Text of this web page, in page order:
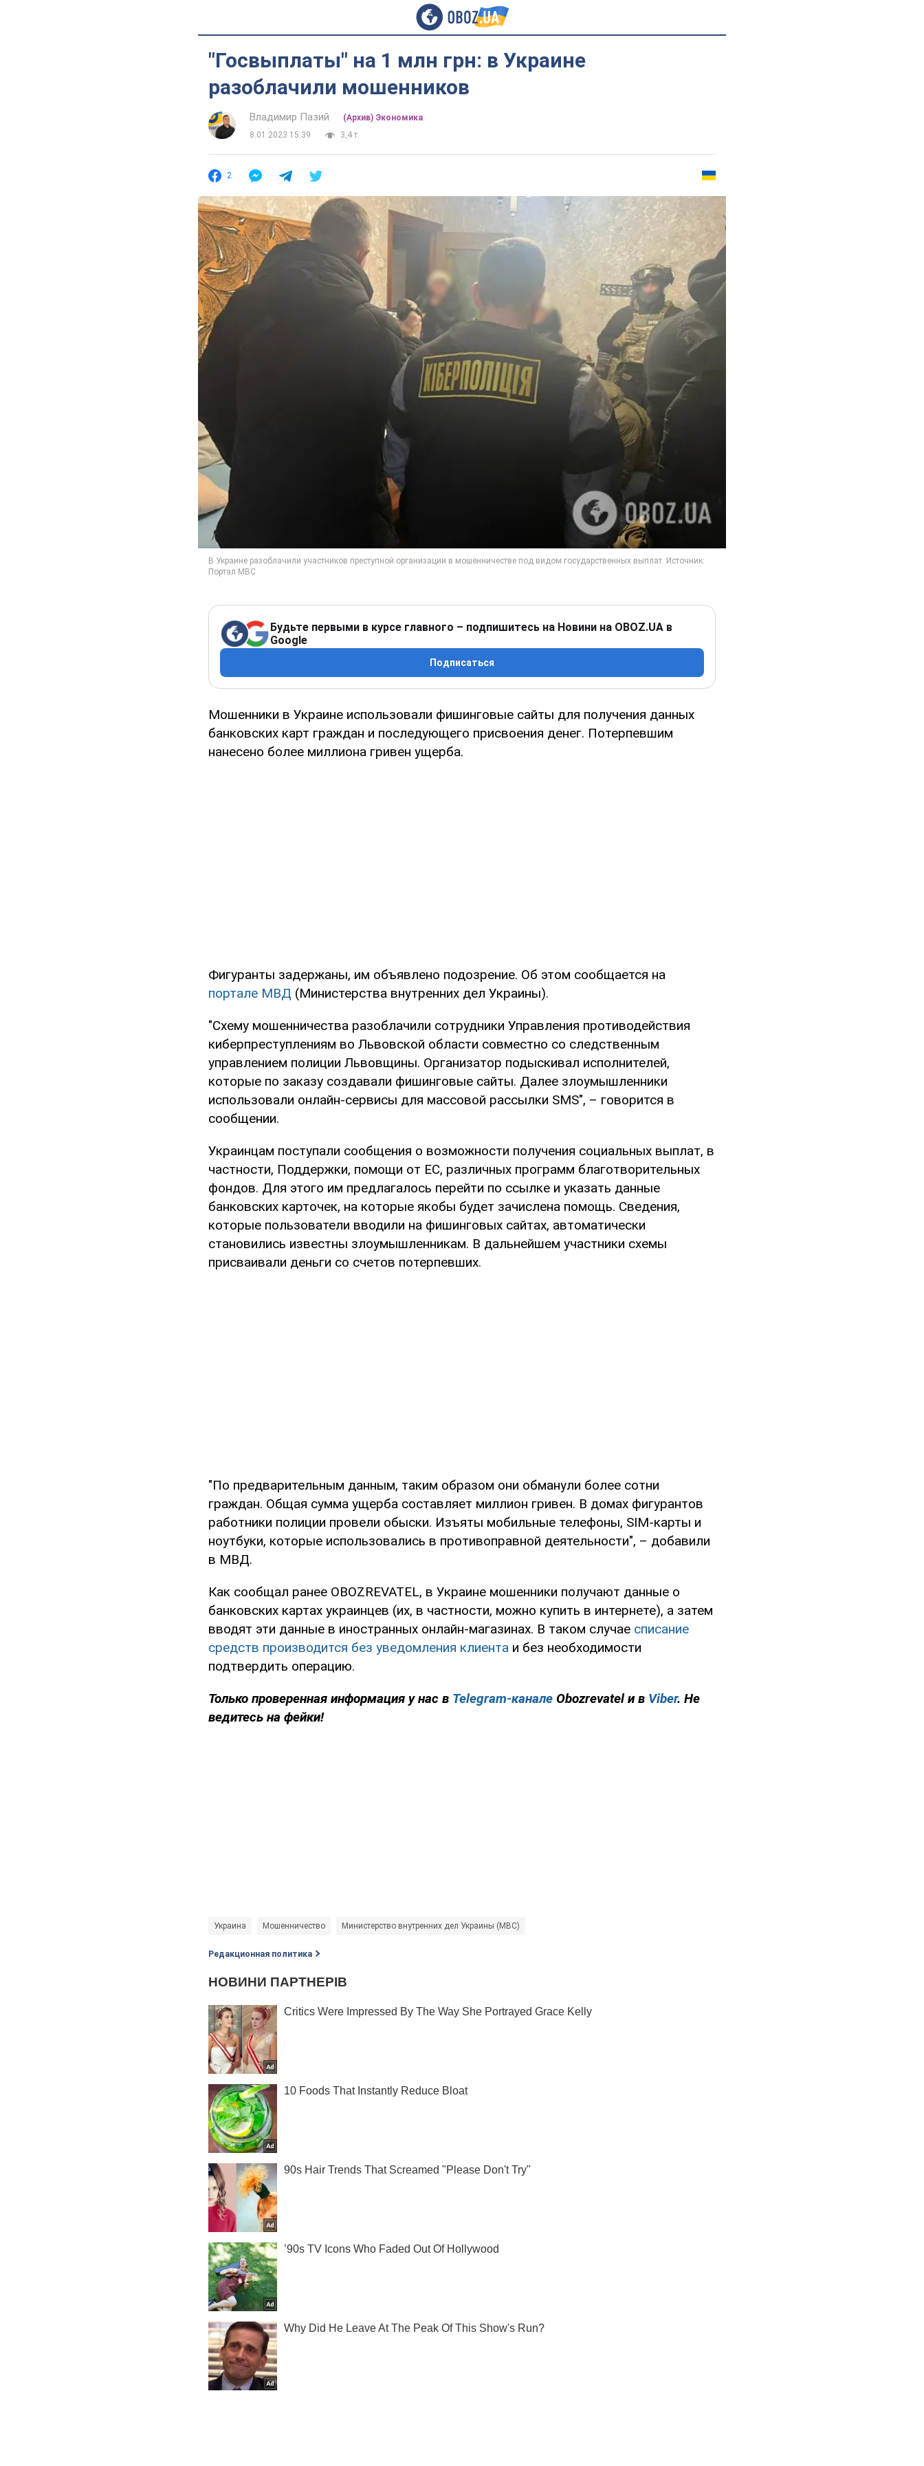
"Госвыплаты" на 1 млн грн: в Украине
разоблачили мошенников
Владимир Пазий
(Архив) Экономика
8.01.2023 15:39
3,4 т.
2
Будьте первыми в курсе главного – подпишитесь на Новини на OBOZ.UA в
Google
Подписаться
Мошенники в Украине использовали фишинговые сайты для получения данных
банковских карт граждан и последующего присвоения денег. Потерпевшим
нанесено более миллиона гривен ущерба.
Фигуранты задержаны, им объявлено подозрение. Об этом сообщается на
портале МВД (Министерства внутренних дел Украины).
"Схему мошенничества разоблачили сотрудники Управления противодействия
киберпреступлениям во Львовской области совместно со следственным
управлением полиции Львовщины. Организатор подыскивал исполнителей,
которые по заказу создавали фишинговые сайты. Далее злоумышленники
использовали онлайн-сервисы для массовой рассылки SMS", – говорится в
сообщении.
Украинцам поступали сообщения о возможности получения социальных выплат, в
частности, Поддержки, помощи от ЕС, различных программ благотворительных
фондов. Для этого им предлагалось перейти по ссылке и указать данные
банковских карточек, на которые якобы будет зачислена помощь. Сведения,
которые пользователи вводили на фишинговых сайтах, автоматически
становились известны злоумышленникам. В дальнейшем участники схемы
присваивали деньги со счетов потерпевших.
"По предварительным данным, таким образом они обманули более сотни
граждан. Общая сумма ущерба составляет миллион гривен. В домах фигурантов
работники полиции провели обыски. Изъяты мобильные телефоны, SIM-карты и
ноутбуки, которые использовались в противоправной деятельности", – добавили
в МВД.
Как сообщал ранее OBOZREVATEL, в Украине мошенники получают данные о
банковских картах украинцев (их, в частности, можно купить в интернете), а затем
вводят эти данные в иностранных онлайн-магазинах. В таком случае списание
средств производится без уведомления клиента и без необходимости
подтвердить операцию.
Только проверенная информация у нас в Telegram-канале Obozrevatel и в Viber. Не
ведитесь на фейки!
Украина Мошенничество Министерство внутренних дел Украины (МВС)
Редакционная политика